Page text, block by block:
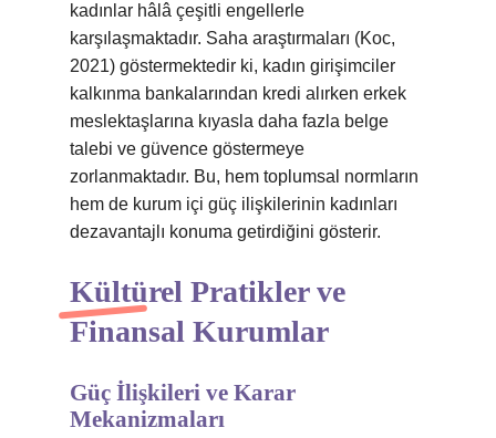
kadınlar hâlâ çeşitli engellerle
karşılaşmaktadır. Saha araştırmaları (Koc,
2021) göstermektedir ki, kadın girişimciler
kalkınma bankalarından kredi alırken erkek
meslektaşlarına kıyasla daha fazla belge
talebi ve güvence göstermeye
zorlanmaktadır. Bu, hem toplumsal normların
hem de kurum içi güç ilişkilerinin kadınları
dezavantajlı konuma getirdiğini gösterir.
Kültürel Pratikler ve
Finansal Kurumlar
Güç İlişkileri ve Karar
Mekanizmaları